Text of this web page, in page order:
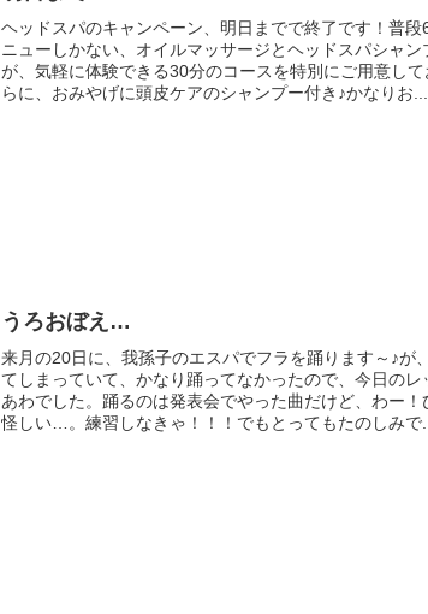
ヘッドスパのキャンペーン、明日までで終了です！普段
ニューしかない、オイルマッサージとヘッドスパシャン
が、気軽に体験できる30分のコースを特別にご用意し
らに、おみやげに頭皮ケアのシャンプー付き♪かなりお...
うろおぼえ…
来月の20日に、我孫子のエスパでフラを踊ります～♪が
てしまっていて、かなり踊ってなかったので、今日のレ
あわでした。踊るのは発表会でやった曲だけど、わー！
怪しい…。練習しなきゃ！！！でもとってもたのしみで